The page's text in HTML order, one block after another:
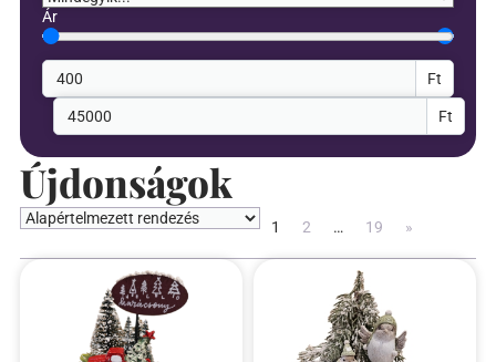
Ár
Ft
Ft
Újdonságok
1 2 … 19 »